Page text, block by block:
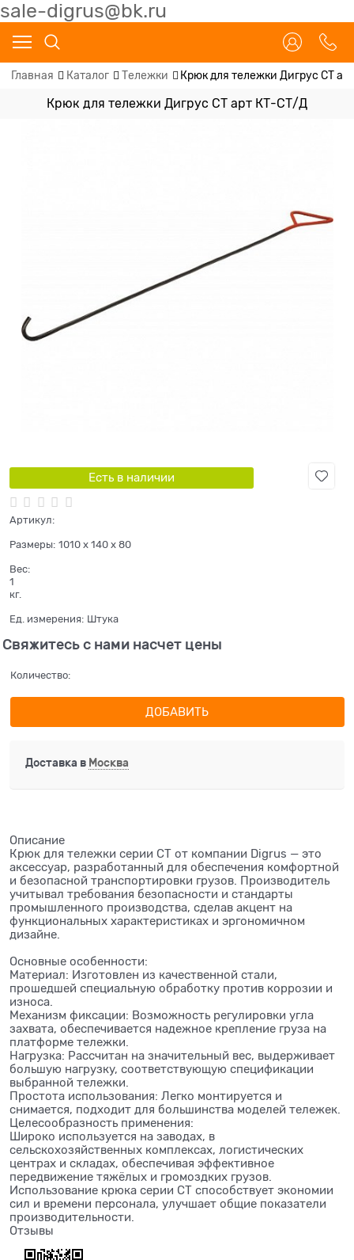
sale-digrus@bk.ru
Главная Каталог Тележки Крюк для тележки Дигрус СТ
Крюк для тележки Дигрус СТ арт КТ-СТ/Д
Есть в наличии
Артикул:
Размеры: 1010 x 140 x 80
Вес:
1
кг.
Ед. измерения: Штука
Свяжитесь с нами насчет цены
Количество:
ДОБАВИТЬ
Доставка в Москва
Описание
Крюк для тележки серии СТ от компании Digrus — это
аксессуар, разработанный для обеспечения комфортной
и безопасной транспортировки грузов. Производитель
учитывал требования безопасности и стандарты
промышленного производства, сделав акцент на
функциональных характеристиках и эргономичном
дизайне.
Основные особенности:
Материал: Изготовлен из качественной стали,
прошедшей специальную обработку против коррозии и
износа.
Механизм фиксации: Возможность регулировки угла
захвата, обеспечивается надежное крепление груза на
платформе тележки.
Нагрузка: Рассчитан на значительный вес, выдерживает
большую нагрузку, соответствующую спецификации
выбранной тележки.
Простота использования: Легко монтируется и
снимается, подходит для большинства моделей тележек.
Целесообразность применения:
Широко используется на заводах, в
сельскохозяйственных комплексах, логистических
центрах и складах, обеспечивая эффективное
передвижение тяжёлых и громоздких грузов.
Использование крюка серии СТ способствует экономии
сил и времени персонала, улучшает общие показатели
производительности.
Отзывы